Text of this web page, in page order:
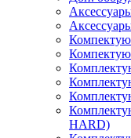
HARD)